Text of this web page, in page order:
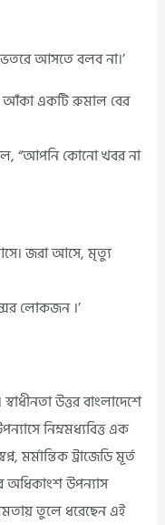
আসতে বলব না।’
আঁকা একটি রুমাল বের
“আপনি কোনো খবর না
জরা আসে, মৃত্যু
লোকজন ।’
উত্তর বাংলাদেশে
নিম্নমধ্যবিত্ত এক
মর্মান্তিক ট্রাজেডি মূর্ত
অধিকাংশ উপন্যাস
তুলে ধরেছেন এই